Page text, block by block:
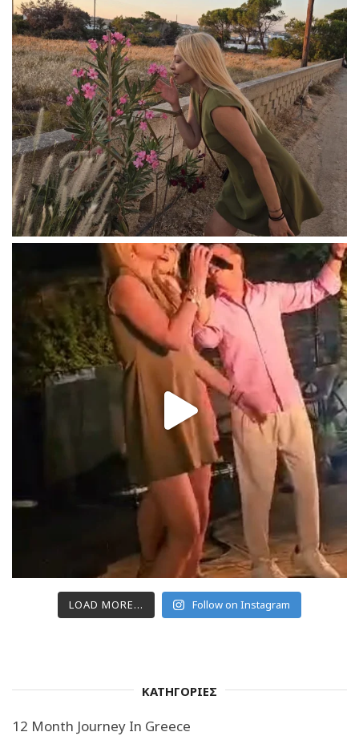
LOAD MORE... Follow on Instagram
ΚΑΤΗΓΟΡΙΕΣ
12 Month Journey In Greece